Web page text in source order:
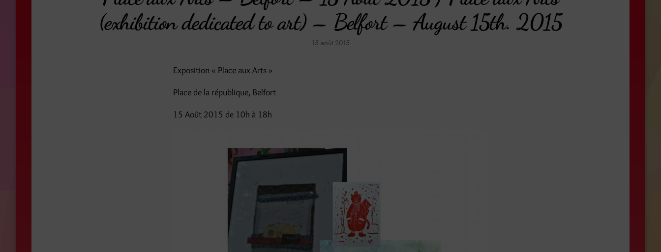
(exhibition dedicated to art) – Belfort – August 15th. 2015
15 août 2015
Exposition « Place aux Arts »
Place de la république, Belfort
15 Août 2015 de 10h à 18h